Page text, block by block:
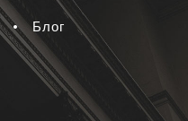
• Блог